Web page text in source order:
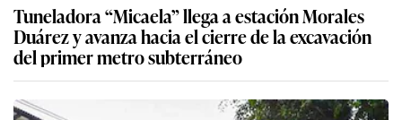
Tuneladora “Micaela” llega a estación Morales
Duárez y avanza hacia el cierre de la excavación
del primer metro subterráneo